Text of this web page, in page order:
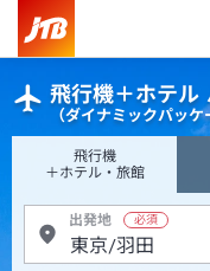
飛行機＋ホテル
（ダイナミックパッ
飛行機
＋ホテル・旅館
出発地